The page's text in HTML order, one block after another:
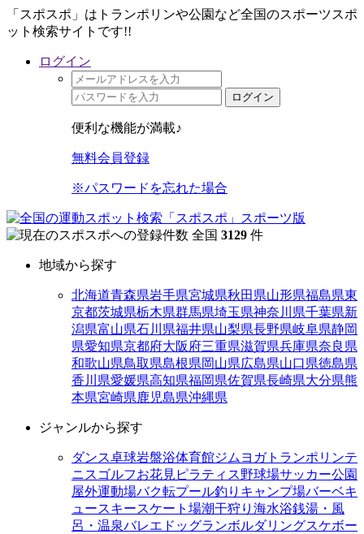
「スポスポ」はトランポリンや公園など全国のスポーツスポ
ット検索サイトです!!
ログイン
ログイン
便利な機能が満載♪
無料会員登録
※パスワードを忘れた場合
全国 3129 件
地域から探す
北海道青森県岩手県宮城県秋田県山形県福島県東
京都茨城県栃木県群馬県埼玉県神奈川県千葉県新
潟県富山県石川県福井県山梨県長野県岐阜県静岡
県愛知県京都府大阪府三重県滋賀県兵庫県奈良県
和歌山県鳥取県島根県岡山県広島県山口県徳島県
香川県愛媛県高知県福岡県佐賀県長崎県大分県熊
本県宮崎県鹿児島県沖縄県
ジャンルから探す
ダンス卓球岩盤浴体育館ジム ヨガトランポリンテ
ニス ゴルフお花見 ピラティス野球場サッカー公園
屋外運動場バク転プール釣り キャンプ場バーベキ
ュースキースケート場潮干狩り 海水浴銭湯・風
呂・温泉バレエ ドッグランボルダリングスケボー